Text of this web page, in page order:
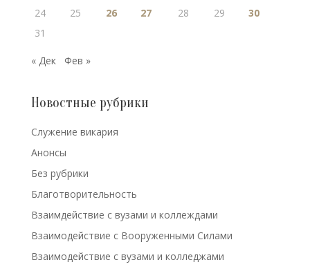
24
25 26 27 28 29
30
31
« Дек Фев »
Новостные рубрики
Cлужение викария
Анонсы
Без рубрики
Благотворительность
Взаимдействие с вузами и коллеждами
Взаимодействие с Вооруженными Силами
Взаимодействие с вузами и колледжами